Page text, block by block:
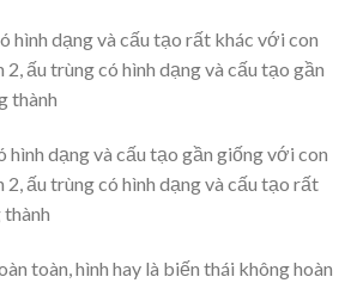
hình dạng và cấu tạo rất khác với con
ấu trùng có hình dạng và cấu tạo gần
thành
hình dạng và cấu tạo gần giống với con
ấu trùng có hình dạng và cấu tạo rất
toàn, hình hay là biến thái không hoàn